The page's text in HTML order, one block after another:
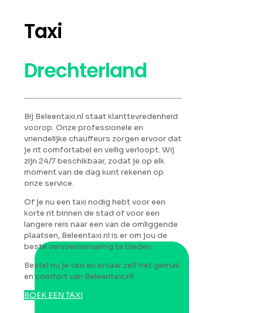
Taxi
Drechterland
Bij Beleentaxi.nl staat klanttevredenheid
voorop. Onze professionele en
vriendelijke chauffeurs zorgen ervoor dat
je rit comfortabel en veilig verloopt. Wij
zijn 24/7 beschikbaar, zodat je op elk
moment van de dag kunt rekenen op
onze service.
Of je nu een taxi nodig hebt voor een
korte rit binnen de stad of voor een
langere reis naar een van de omliggende
plaatsen, Beleentaxi.nl is er om jou de
beste vervoerservaring te bieden.
Bestel nu je taxi en ervaar zelf het gemak
en comfort van Beleentaxi.nl!
BOEK EEN TAXI